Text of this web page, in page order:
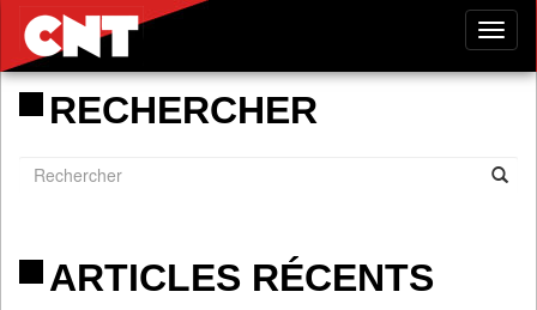
RECHERCHER
ARTICLES RÉCENTS